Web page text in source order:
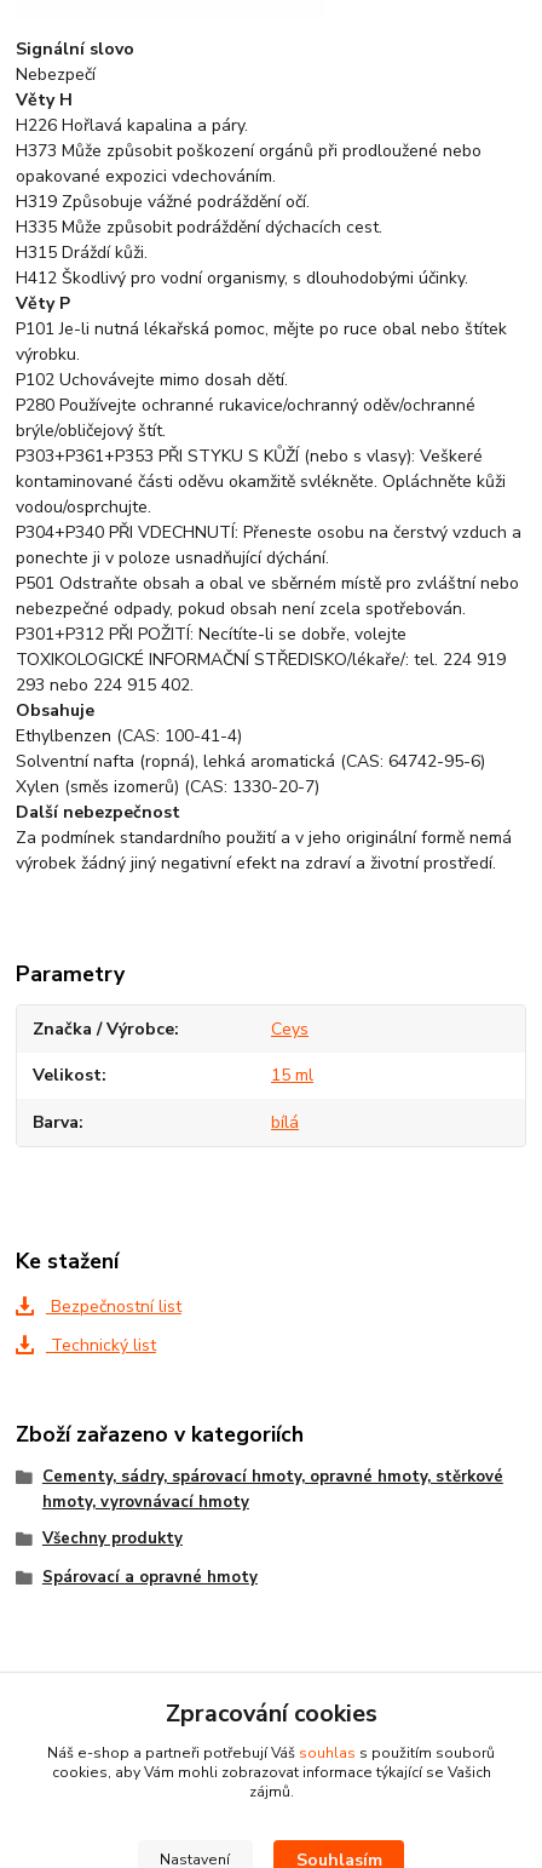
Signální slovo
Nebezpečí
Věty H
H226 Hořlavá kapalina a páry.
H373 Může způsobit poškození orgánů při prodloužené nebo
opakované expozici vdechováním.
H319 Způsobuje vážné podráždění očí.
H335 Může způsobit podráždění dýchacích cest.
H315 Dráždí kůži.
H412 Škodlivý pro vodní organismy, s dlouhodobými účinky.
Věty P
P101 Je-li nutná lékařská pomoc, mějte po ruce obal nebo štítek
výrobku.
P102 Uchovávejte mimo dosah dětí.
P280 Používejte ochranné rukavice/ochranný oděv/ochranné
brýle/obličejový štít.
P303+P361+P353 PŘI STYKU S KŮŽÍ (nebo s vlasy): Veškeré
kontaminované části oděvu okamžitě svlékněte. Opláchněte kůži
vodou/osprchujte.
P304+P340 PŘI VDECHNUTÍ: Přeneste osobu na čerstvý vzduch a
ponechte ji v poloze usnadňující dýchání.
P501 Odstraňte obsah a obal ve sběrném místě pro zvláštní nebo
nebezpečné odpady, pokud obsah není zcela spotřebován.
P301+P312 PŘI POŽITÍ: Necítíte-li se dobře, volejte
TOXIKOLOGICKÉ INFORMAČNÍ STŘEDISKO/lékaře/: tel. 224 919
293 nebo 224 915 402.
Obsahuje
Ethylbenzen (CAS: 100-41-4)
Solventní nafta (ropná), lehká aromatická (CAS: 64742-95-6)
Xylen (směs izomerů) (CAS: 1330-20-7)
Další nebezpečnost
Za podmínek standardního použití a v jeho originální formě nemá
výrobek žádný jiný negativní efekt na zdraví a životní prostředí.
Parametry
Značka / Výrobce Ceys
Velikost 15 ml
Barva bílá
Ke stažení
Bezpečnostní list
Technický list
Zboží zařazeno v kategoriích
Cementy, sádry, spárovací hmoty, opravné hmoty, stěrkové
hmoty, vyrovnávací hmoty
Všechny produkty
Spárovací a opravné hmoty
Zpracování cookies
Náš e-shop a partneři potřebují Váš souhlas s použitím souborů
cookies, aby Vám mohli zobrazovat informace týkající se Vašich
zájmů.
Nastavení Souhlasím